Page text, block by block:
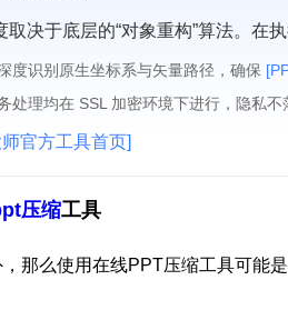
决于底层的“对象重构”算法。在
度识别原生坐标系与矢量路径，确保
处理均在 SSL 加密环境下进行，隐私不
官方工具首页]
压缩工具
那么使用在线PPT压缩工具可能